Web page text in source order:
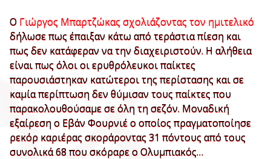
Ο Γιώργος Μπαρτζώκας σχολιάζοντας τον ημιτελικό
δήλωσε πως έπαιξαν κάτω από τεράστια πίεση και
πως δεν κατάφεραν να την διαχειριστούν. Η αλήθεια
είναι πως όλοι οι ερυθρόλευκοι παίκτες
παρουσιάστηκαν κατώτεροι της περίστασης και σε
καμία περίπτωση δεν θύμισαν τους παίκτες που
παρακολουθούσαμε σε όλη τη σεζόν. Μοναδική
εξαίρεση ο Εβάν Φουρνιέ ο οποίος πραγματοποίησε
ρεκόρ καριέρας σκοράροντας 31 πόντους από τους
συνολικά 68 που σκόραρε ο Ολυμπιακός…